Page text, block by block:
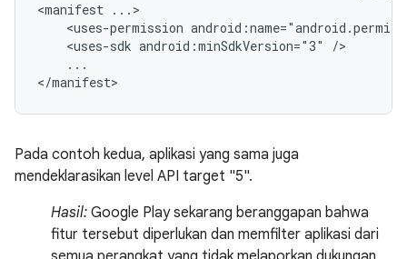
<manifest
<uses-permission
<uses-sdk android:minSdkVersion="3"
...
</manifest>
Pada contoh kedua, aplikasi yang sama juga
mendeklarasikan level API target "5".
Hasil: Google Play sekarang beranggapan bahwa
fitur tersebut diperlukan dan memfilter aplikasi dari